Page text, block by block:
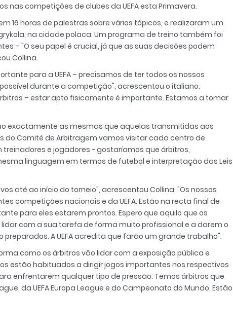
nas competições de clubes da UEFA esta Primavera.
16 horas de palestras sobre vários tópicos, e realizaram um
na cidade polaca. Um programa de treino também foi
– "O seu papel é crucial, já que as suas decisões podem
Collina.
para a UEFA – precisamos de ter todos os nossos
durante a competição", acrescentou o italiano.
– estar apto fisicamente é importante. Estamos a tomar
exactamente as mesmas que aquelas transmitidas aos
do Comité de Arbitragem vamos visitar cada centro de
e jogadores - gostaríamos que árbitros,
linguagem em termos de futebol e interpretação das Leis
até ao início do torneio", acrescentou Collina. "Os nossos
competições nacionais e da UEFA. Estão na recta final de
para eles estarem prontos. Espero que aquilo que os
com a sua tarefa de forma muito profissional e a darem o
A UEFA acredita que farão um grande trabalho".
como os árbitros vão lidar com a exposição pública e
estão habituados a dirigir jogos importantes nos respectivos
enfrentarem qualquer tipo de pressão. Temos árbitros que
da UEFA Europa League e do Campeonato do Mundo. Estão